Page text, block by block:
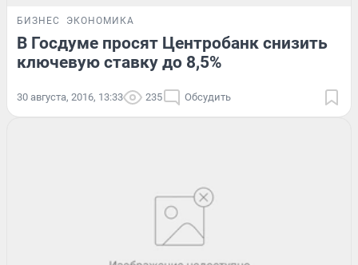
БИЗНЕС ЭКОНОМИКА
В Госдуме просят Центробанк снизить
ключевую ставку до 8,5%
30 августа, 2016, 13:33 235 Обсудить